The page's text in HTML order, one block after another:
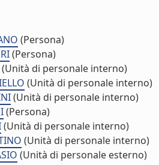
(Persona)
(Persona)
(Unità di personale interno)
(Unità di personale interno)
(Unità di personale interno)
(Persona)
(Unità di personale interno)
(Unità di personale interno)
(Unità di personale esterno)